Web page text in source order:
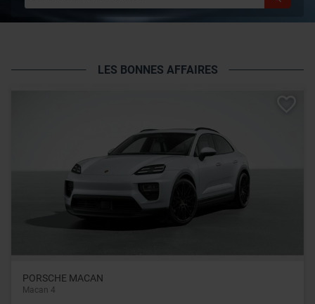
LES BONNES AFFAIRES
PORSCHE MACAN
Macan 4